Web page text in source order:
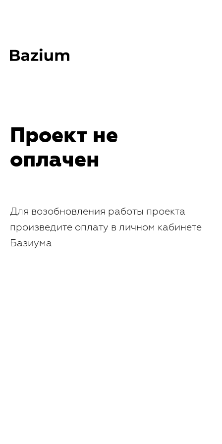
Проект не
оплачен
Для возобновления работы проекта
произведите оплату в личном кабинете
Базиума